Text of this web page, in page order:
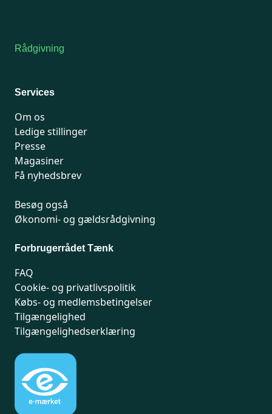
Rådgivning
Services
Om os
Ledige stillinger
Presse
Magasiner
Få nyhedsbrev
Besøg også
Økonomi- og gældsrådgivning
Forbrugerrådet Tænk
FAQ
Cookie- og privatlivspolitik
Købs- og medlemsbetingelser
Tilgængelighed
Tilgængelighedserklæring